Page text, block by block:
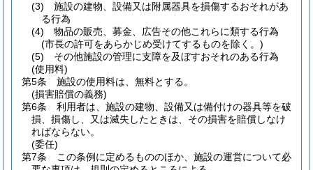
(3)
施設の建物、設備又は附属器具を損傷するおそれがあ
る行為
(4)
物品の販売、募金、広告その他これらに類する行為
(市長の許可をあらかじめ受けてするものを除く。)
(5)
その他施設の管理に支障を及ぼすおそれのある行為
(使用料)
第5条
施設の使用料は、無料とする。
(損害賠償の義務)
第6条
利用者は、施設の建物、設備又は備付けの器具等を破
損、損傷し、又は滅失したときは、その損害を賠償しなけ
ればならない。
(委任)
第7条
この条例に定めるもののほか、施設の運営について必